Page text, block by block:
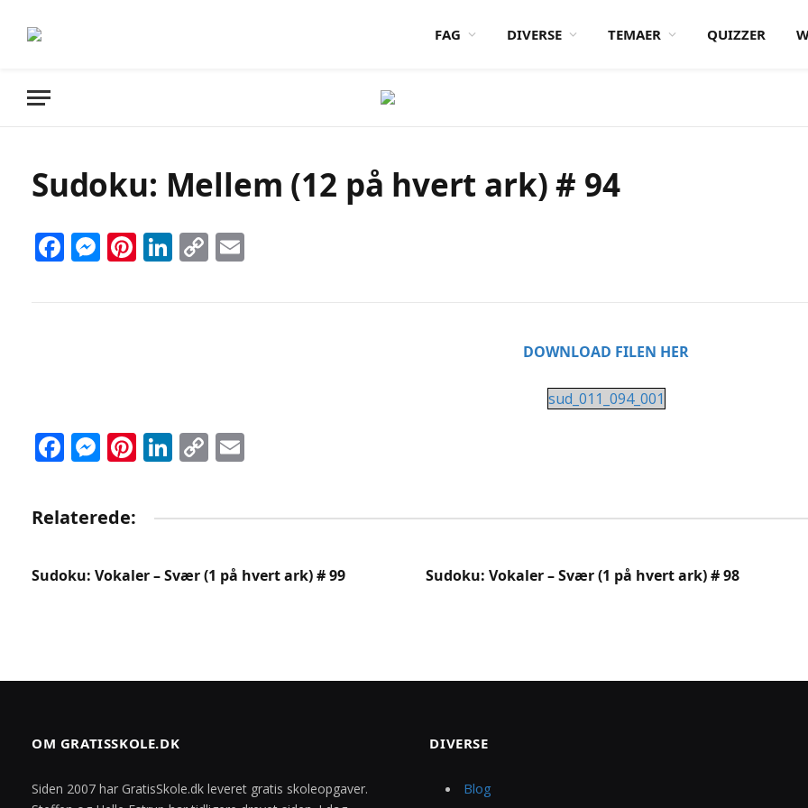
FAG DIVERSE TEMAER QUIZZER
Sudoku: Mellem (12 på hvert ark) # 94
Facebook
Messenger
Pinterest
LinkedIn
Copy
DOWNLOAD FILEN HER
sud_011_094_001
Facebook
Messenger
Pinterest
LinkedIn
Copy
Relaterede:
Sudoku: Vokaler – Svær (1 på hvert ark) # 99 Sudoku: Vokaler – Svær (1 på hvert ark) # 98
OM GRATISSKOLE.DK
Siden 2007 har GratisSkole.dk leveret gratis skoleopgaver.
DIVERSE
Blog